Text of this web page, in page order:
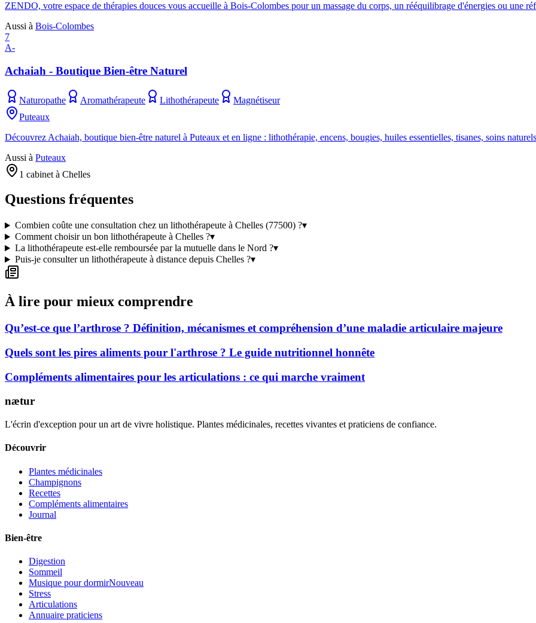
ZENDO, votre espace de thérapies douces vous accueille à Bois-Colombes pour un massage du corps, un rééquilibrage d'énergies ou une
Aussi à Bois-Colombes
7
A-
Achaiah - Boutique Bien-être Naturel
Naturopathe Aromathérapeute Lithothérapeute
Magnétiseur
Puteaux
Découvrez Achaiah, boutique bien-être naturel à Puteaux et en ligne : lithothérapie, encens, bougies, huiles essentielles, tisanes, soins
Aussi à Puteaux
1 cabinet à Chelles
Questions fréquentes
Combien coûte une consultation chez un lithothérapeute à Chelles (77500) ?▾
Comment choisir un bon lithothérapeute à Chelles ?▾
La lithothérapeute est-elle remboursée par la mutuelle dans le Nord ?▾
Puis-je consulter un lithothérapeute à distance depuis Chelles ?▾
À lire pour mieux comprendre
Qu’est-ce que l’arthrose ? Définition, mécanismes et compréhension d’une maladie articulaire majeure
Quels sont les pires aliments pour l'arthrose ? Le guide nutritionnel honnête
Compléments alimentaires pour les articulations : ce qui marche vraiment
nætur
L'écrin d'exception pour un art de vivre holistique. Plantes médicinales, recettes vivantes et praticiens de confiance.
Découvrir
Plantes médicinales
Champignons
Recettes
Compléments alimentaires
Journal
Bien-être
Digestion
Sommeil
Musique pour dormirNouveau
Stress
Articulations
Annuaire praticiens